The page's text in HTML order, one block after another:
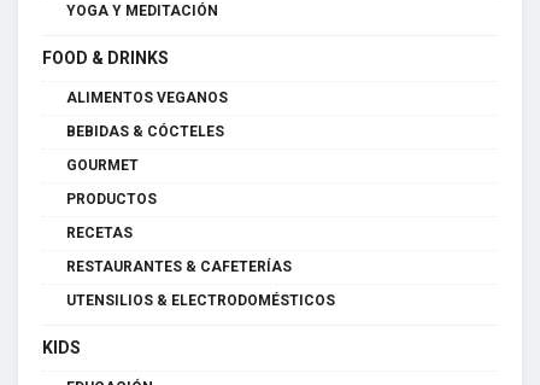
YOGA Y MEDITACIÓN
FOOD & DRINKS
ALIMENTOS VEGANOS
BEBIDAS & CÓCTELES
GOURMET
PRODUCTOS
RECETAS
RESTAURANTES & CAFETERÍAS
UTENSILIOS & ELECTRODOMÉSTICOS
KIDS